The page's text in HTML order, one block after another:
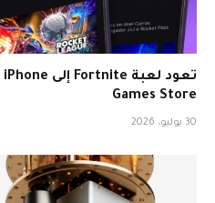
Games Store
30 يوليو، 2026